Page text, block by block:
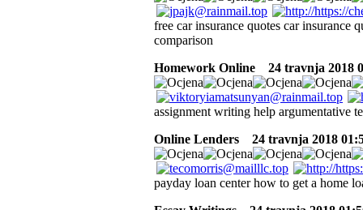
free car insurance quotes car insurance
comparison
Homework Online
24 travnja 2018
assignment writing help argumentative
Online Lenders
24 travnja 2018
payday loan center how to get a home